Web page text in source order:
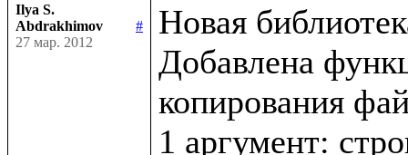
Ilya S.
Abdrakhimov
#
27 мар. 2012
Новая
Добавлена
копирования
1 аргумент: